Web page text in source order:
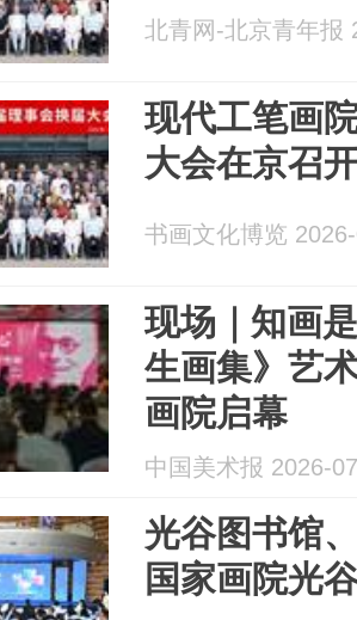
北青网-北京青年报
现代工笔画
大会在京召
书画文化博览
现场｜知画
生画集》艺
画院启幕
中国美术报 2026-
光谷图书馆
国家画院光